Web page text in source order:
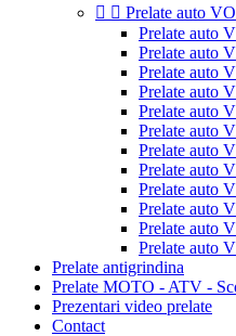
  Prelate auto
Prelate auto
Prelate auto
Prelate auto
Prelate auto
Prelate auto
Prelate auto
Prelate auto
Prelate auto
Prelate auto
Prelate auto
Prelate auto
Prelate auto
Prelate antigrindina
Prelate MOTO - ATV -
Prezentari video prelate
Contact